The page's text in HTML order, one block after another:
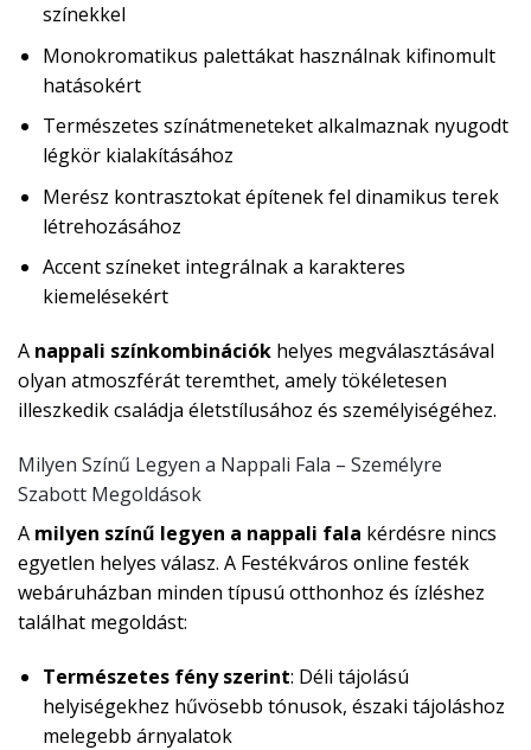
színekkel
Monokromatikus palettákat használnak kifinomult
hatásokért
Természetes színátmeneteket alkalmaznak nyugodt
légkör kialakításához
Merész kontrasztokat építenek fel dinamikus terek
létrehozásához
Accent színeket integrálnak a karakteres
kiemelésekért
A nappali színkombinációk helyes megválasztásával
olyan atmoszférát teremthet, amely tökéletesen
illeszkedik családja életstílusához és személyiségéhez.
Milyen Színű Legyen a Nappali Fala – Személyre
Szabott Megoldások
A milyen színű legyen a nappali fala kérdésre nincs
egyetlen helyes válasz. A Festékváros online festék
webáruházban minden típusú otthonhoz és ízléshez
találhat megoldást:
Természetes fény szerint: Déli tájolású
helyiségekhez hűvösebb tónusok, északi tájoláshoz
melegebb árnyalatok